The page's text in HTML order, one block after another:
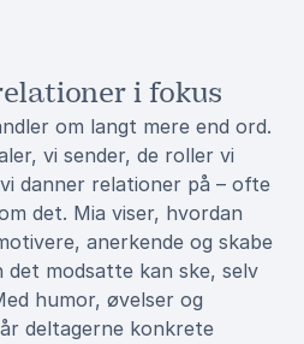
i fokus
om langt mere end ord.
vi sender, de roller vi
danner relationer på – ofte
det. Mia viser, hvordan
anerkende og skabe
det modsatte kan ske, selv
humor, øvelser og
deltagerne konkrete